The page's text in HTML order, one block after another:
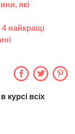
які
4 найкращі
курсі всіх